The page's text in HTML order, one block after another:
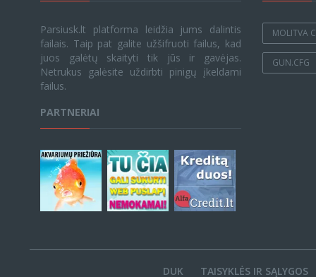
Parsiusk.lt platforma leidžia jums dalintis
failais. Taip pat galite užšifruoti failus, kad
juos galėtų skaityti tik jūs ir gavėjas.
Netrukus galėsite uždirbti pinigų įkeldami
failus.
PARTNERIAI
MOLITVA
GUN.CFG
DUK TAISYKLĖS IR SĄLYGOS